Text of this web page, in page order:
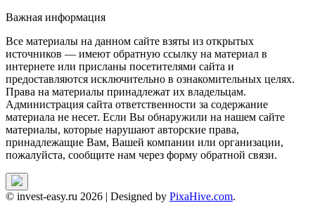
Важная информация
Все материалы на данном сайте взяты из открытых
источников — имеют обратную ссылку на материал в
интернете или присланы посетителями сайта и
предоставляются исключительно в ознакомительных целях.
Права на материалы принадлежат их владельцам.
Администрация сайта ответственности за содержание
материала не несет. Если Вы обнаружили на нашем сайте
материалы, которые нарушают авторские права,
принадлежащие Вам, Вашей компании или организации,
пожалуйста, сообщите нам через форму обратной связи.
© invest-easy.ru 2026 | Designed by PixaHive.com.